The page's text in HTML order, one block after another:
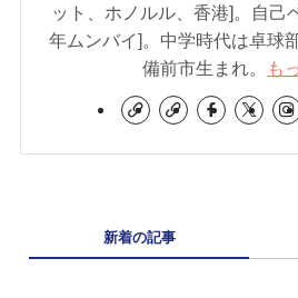
ット、ホノルル、香港]。自己
年ムンバイ]。中学時代は卓球
備前市生まれ。
も
新着の記事